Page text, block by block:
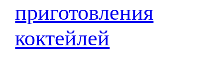
приготовления
коктейлей